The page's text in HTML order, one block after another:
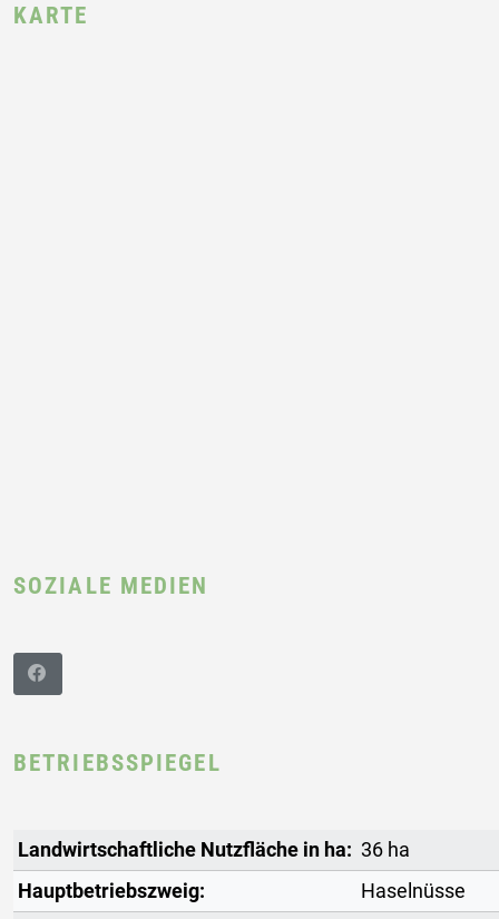
KARTE
SOZIALE MEDIEN
BETRIEBSSPIEGEL
Landwirtschaftliche Nutzfläche in ha: 36 ha
Hauptbetriebszweig:
Haselnüsse